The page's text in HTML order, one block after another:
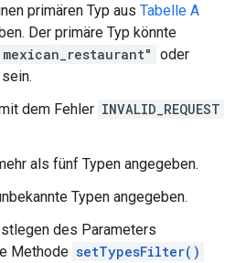
primären Typ aus Tabelle A
Der primäre Typ könnte
oder
sein.
dem Fehler INVALID_REQUEST
als fünf Typen angegeben.
Typen angegeben.
des Parameters
Methode setTypesFilter()